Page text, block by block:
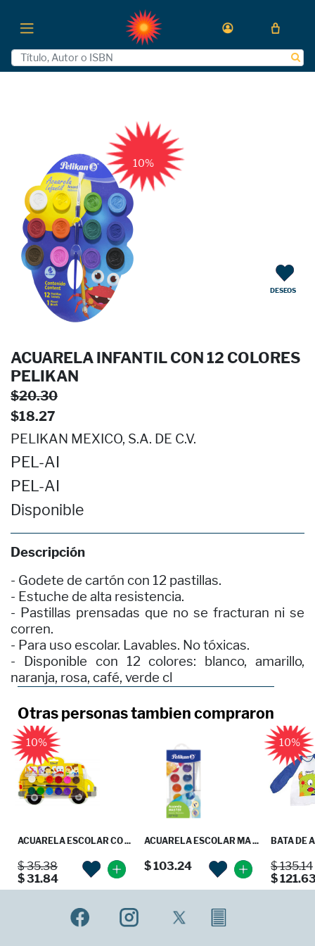
10%
ACUARELA INFANTIL CON 12 COLORES
PELIKAN
$20.30
$18.27
PELIKAN MEXICO, S.A. DE C.V.
PEL-AI
PEL-AI
Disponible
Descripción
DESEOS
- Godete de cartón con 12 pastillas.
- Estuche de alta resistencia.
- Pastillas prensadas que no se fracturan ni se
corren.
- Para uso escolar. Lavables. No tóxicas.
- Disponible con 12 colores: blanco, amarillo,
naranja, rosa, café, verde cl
Otras personas tambien compraron
10%
ACUARELA ESCOLAR CO ...
$ 35.38
$ 31.84
ACUARELA ESCOLAR MA ...
$ 103.24
10%
BATA DE
$ 135.14
$